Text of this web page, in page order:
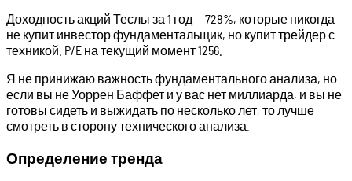
Доходность акций Теслы за 1 год — 728%, которые никогда
не купит инвестор фундаментальщик, но купит трейдер с
техникой. P/E на текущий момент 1256.
Я не принижаю важность фундаментального анализа, но
если вы не Уоррен Баффет и у вас нет миллиарда, и вы не
готовы сидеть и выжидать по несколько лет, то лучше
смотреть в сторону технического анализа.
Определение тренда